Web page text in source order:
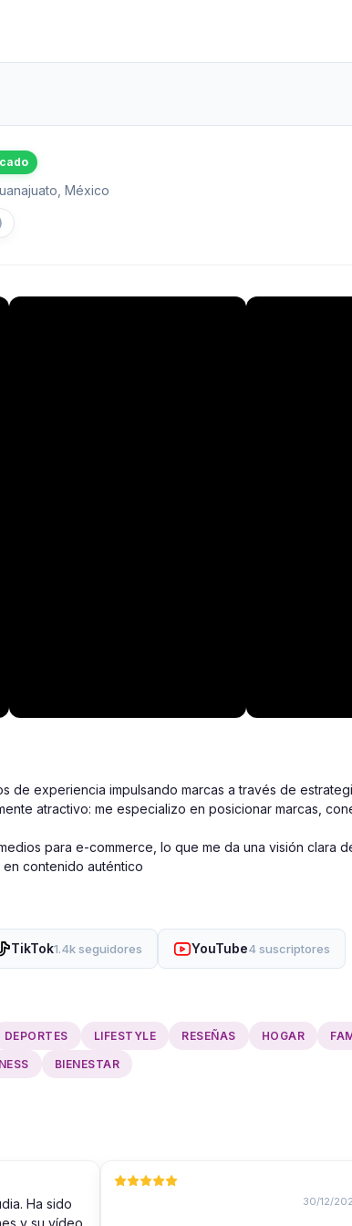
México
de experiencia impulsando marcas a través de
atractivo: me especializo en posicionar marcas,
para e-commerce, lo que me da una visión clara
contenido auténtico
TikTok1.4k seguidores YouTube4 suscriptores
DEPORTES LIFESTYLE RESEÑAS HOGAR
BIENESTAR
Ha sido
30/12/